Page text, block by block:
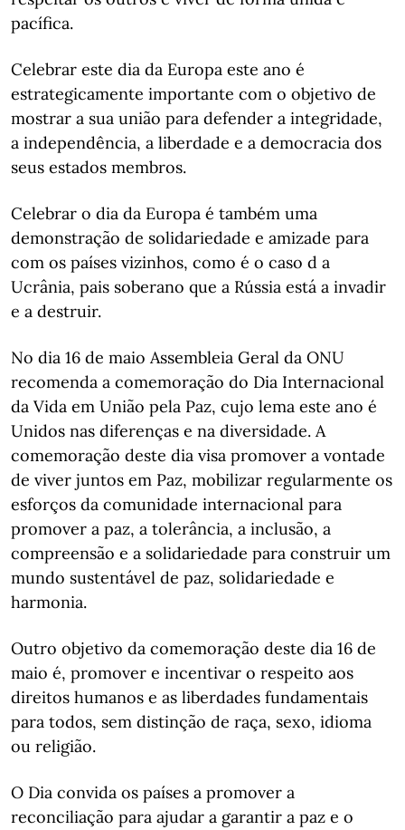
pacífica.
Celebrar este dia da Europa este ano é
estrategicamente importante com o objetivo de
mostrar a sua união para defender a integridade,
a independência, a liberdade e a democracia dos
seus estados membros.
Celebrar o dia da Europa é também uma
demonstração de solidariedade e amizade para
com os países vizinhos, como é o caso d a
Ucrânia, pais soberano que a Rússia está a invadir
e a destruir.
No dia 16 de maio Assembleia Geral da ONU
recomenda a comemoração do Dia Internacional
da Vida em União pela Paz, cujo lema este ano é
Unidos nas diferenças e na diversidade. A
comemoração deste dia visa promover a vontade
de viver juntos em Paz, mobilizar regularmente os
esforços da comunidade internacional para
promover a paz, a tolerância, a inclusão, a
compreensão e a solidariedade para construir um
mundo sustentável de paz, solidariedade e
harmonia.
Outro objetivo da comemoração deste dia 16 de
maio é, promover e incentivar o respeito aos
direitos humanos e as liberdades fundamentais
para todos, sem distinção de raça, sexo, idioma
ou religião.
O Dia convida os países a promover a
reconciliação para ajudar a garantir a paz e o